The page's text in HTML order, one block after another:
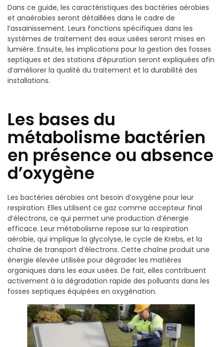
Dans ce guide, les caractéristiques des bactéries aérobies
et anaérobies seront détaillées dans le cadre de
l’assainissement. Leurs fonctions spécifiques dans les
systèmes de traitement des eaux usées seront mises en
lumière. Ensuite, les implications pour la gestion des fosses
septiques et des stations d’épuration seront expliquées afin
d’améliorer la qualité du traitement et la durabilité des
installations.
Les bases du
métabolisme bactérien
en présence ou absence
d’oxygène
Les bactéries aérobies ont besoin d’oxygène pour leur
respiration. Elles utilisent ce gaz comme accepteur final
d’électrons, ce qui permet une production d’énergie
efficace. Leur métabolisme repose sur la respiration
aérobie, qui implique la glycolyse, le cycle de Krebs, et la
chaîne de transport d’électrons. Cette chaîne produit une
énergie élevée utilisée pour dégrader les matières
organiques dans les eaux usées. De fait, elles contribuent
activement à la dégradation rapide des polluants dans les
fosses septiques équipées en oxygénation.